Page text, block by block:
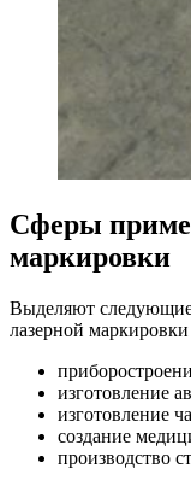
Сферы
маркировки
Выделяют
лазерной
изготовление
изготовление
создание
производство